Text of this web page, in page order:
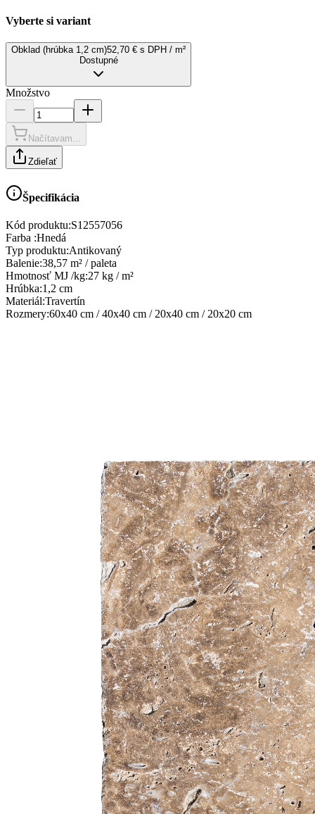
Vyberte si variant
Obklad (hrúbka 1,2 cm)52,70 € s DPH / m²
Dostupné
Množstvo
Načítavam...
Zdieľať
Špecifikácia
Kód produktu:S12557056
Farba :Hnedá
Typ produktu:Antikovaný
Balenie:38,57 m² / paleta
Hmotnosť MJ /kg:27 kg / m²
Hrúbka:1,2 cm
Materiál:Travertín
Rozmery:60x40 cm / 40x40 cm / 20x40 cm / 20x20 cm